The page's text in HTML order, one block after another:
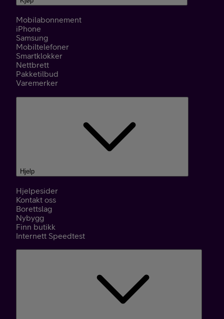
Mobilabonnement
iPhone
Samsung
Mobiltelefoner
Smartklokker
Nettbrett
Pakketilbud
Varemerker
Hjelp
Hjelpesider
Kontakt oss
Borettslag
Nybygg
Finn butikk
Internett Speedtest